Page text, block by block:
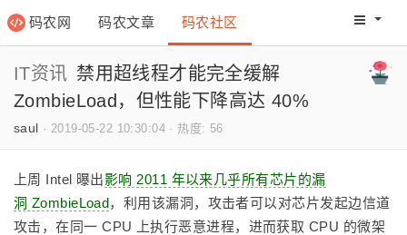
码农网 码农文章 码农社区 码农网
IT资讯 禁用超线程才能完全缓解
ZombieLoad，但性能下降高达 40%
saul · 2019-05-22 10:30:04 · 热度: 56
上周 Intel 曝出影响 2011 年以来几乎所有芯片的漏
洞 ZombieLoad，利用该漏洞，攻击者可以对芯片发起边信道
攻击，在同一 CPU 上执行恶意进程，进而获取 CPU 的微架